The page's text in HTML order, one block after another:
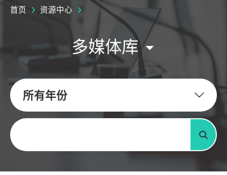
首页 资源中心
多媒体库
所有年份
关键字
搜寻